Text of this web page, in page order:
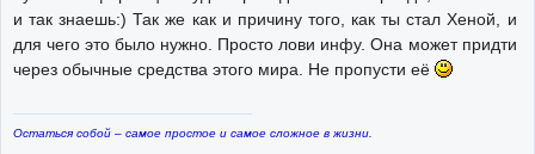
и так знаешь:) Так же как и причину того, как ты стал Хеной, и
для чего это было нужно. Просто лови инфу. Она может придти
через обычные средства этого мира. Не пропусти её
Остаться собой – самое простое и самое сложное в жизни.